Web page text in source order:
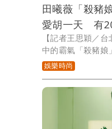
田曦薇「殺豬
愛胡一天 有
【記者王思穎／
中的霸氣「殺豬娘
薇，這次換上制服
才，女友》中化身
組成「雙學霸CP
手邁向婚姻的養
直、齊瀏海搭配
靈動的眼神，演起
娛樂時尚